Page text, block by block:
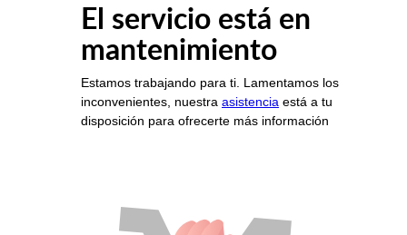
El servicio está en
mantenimiento
Estamos trabajando para ti. Lamentamos los
inconvenientes, nuestra asistencia está a tu
disposición para ofrecerte más información